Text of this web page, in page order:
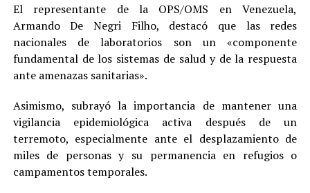
El representante de la OPS/OMS en Venezuela,
Armando De Negri Filho, destacó que las redes
nacionales de laboratorios son un «componente
fundamental de los sistemas de salud y de la respuesta
ante amenazas sanitarias».
Asimismo, subrayó la importancia de mantener una
vigilancia epidemiológica activa después de un
terremoto, especialmente ante el desplazamiento de
miles de personas y su permanencia en refugios o
campamentos temporales.